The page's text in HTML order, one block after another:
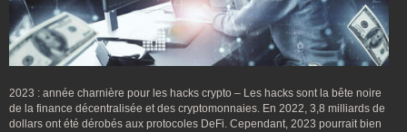
2023 : année charnière pour les hacks crypto – Les hacks sont la bête noire
de la finance décentralisée et des cryptomonnaies. En 2022, 3,8 milliards de
dollars ont été dérobés aux protocoles DeFi. Cependant, 2023 pourrait bien